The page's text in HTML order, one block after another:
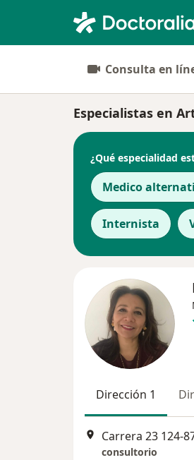
Consulta en
Especialistas en
¿Qué especialidad
Medico
Internista
Dirección 1
Carrera 23 124-
consultorio